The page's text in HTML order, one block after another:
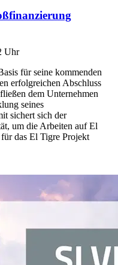
Uhr
für seine kommenden
erfolgreichen Abschluss
dem Unternehmen
seines
sichert sich der
um die Arbeiten auf El
das El Tigre Projekt